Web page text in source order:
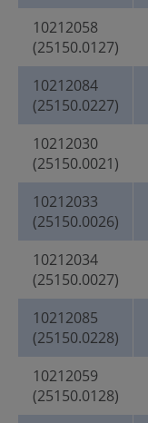
10212058
(25150.0127)
10212084
(25150.0227)
10212030
(25150.0021)
10212033
(25150.0026)
10212034
(25150.0027)
10212085
(25150.0228)
10212059
(25150.0128)